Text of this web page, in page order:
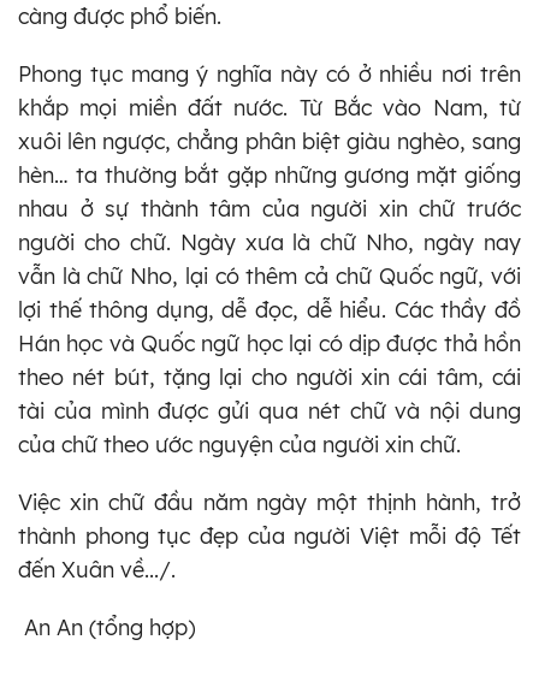
càng được phổ biến.
Phong tục mang ý nghĩa này có ở nhiều nơi trên
khắp mọi miền đất nước. Từ Bắc vào Nam, từ
xuôi lên ngược, chẳng phân biệt giàu nghèo, sang
hèn… ta thường bắt gặp những gương mặt giống
nhau ở sự thành tâm của người xin chữ trước
người cho chữ. Ngày xưa là chữ Nho, ngày nay
vẫn là chữ Nho, lại có thêm cả chữ Quốc ngữ, với
lợi thế thông dụng, dễ đọc, dễ hiểu. Các thầy đồ
Hán học và Quốc ngữ học lại có dịp được thả hồn
theo nét bút, tặng lại cho người xin cái tâm, cái
tài của mình được gửi qua nét chữ và nội dung
của chữ theo ước nguyện của người xin chữ.
Việc xin chữ đầu năm ngày một thịnh hành, trở
thành phong tục đẹp của người Việt mỗi độ Tết
đến Xuân về.../.
An An (tổng hợp)